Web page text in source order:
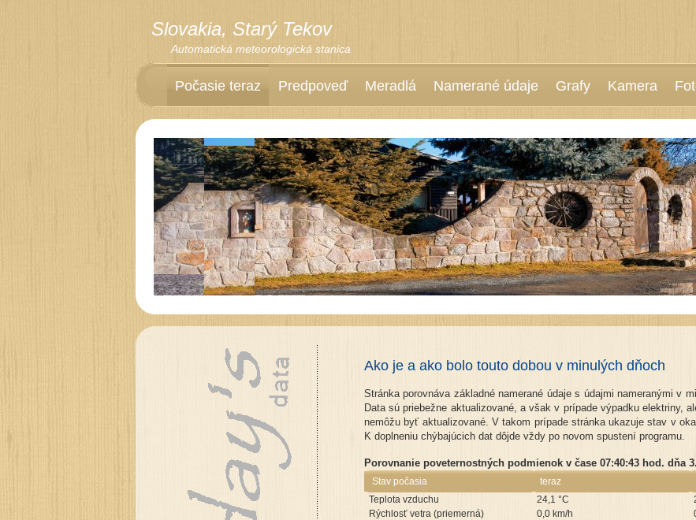
Slovakia, Starý Tekov
Automatická meteorologická stanica
Počasie teraz Predpoveď Meradlá Namerané údaje Grafy Kamera
Ako je a ako bolo touto dobou v minulých dňoch
Stránka porovnáva základné namerané údaje s údajmi nameranými v
Data sú priebežne aktualizované, a však v prípade výpadku elektriny,
nemôžu byť aktualizované. V takom prípade stránka ukazuje stav v
K doplneniu chýbajúcich dat dôjde vždy po novom spustení programu.
Porovnanie poveternostných podmienok v čase 07:40:43 hod. dňa
Stav počasia teraz
Teplota vzduchu
24,1 °C
Rýchlosť vetra (priemerná)
0,0 km/h